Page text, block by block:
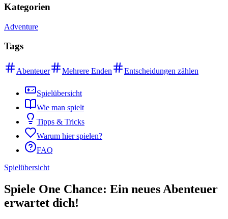
Kategorien
Adventure
Tags
Abenteuer Mehrere Enden Entscheidungen zählen
Spielübersicht
Wie man spielt
Tipps & Tricks
Warum hier spielen?
FAQ
Spielübersicht
Spiele One Chance: Ein neues Abenteuer
erwartet dich!